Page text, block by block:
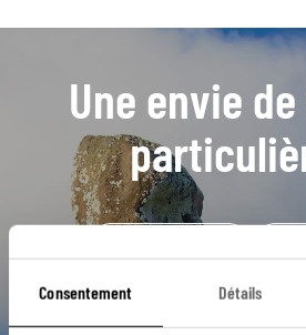
Consentement Détails
Une envie
Île de Chiloé Barrio Bellavista